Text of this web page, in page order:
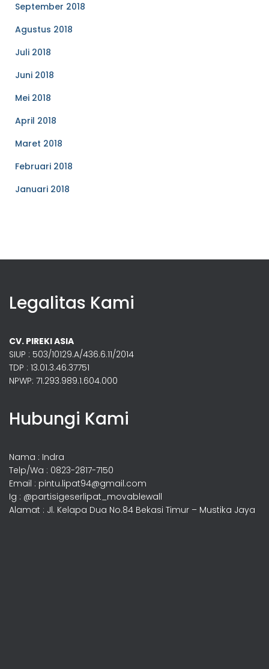
September 2018
Agustus 2018
Juli 2018
Juni 2018
Mei 2018
April 2018
Maret 2018
Februari 2018
Januari 2018
Legalitas Kami
CV. PIREKI ASIA
SIUP : 503/10129.A/436.6.11/2014
TDP : 13.01.3.46.37751
NPWP: 71.293.989.1.604.000
Hubungi Kami
Nama : Indra
Telp/Wa : 0823-2817-7150
Email : pintu.lipat94@gmail.com
Ig : @partisigeserlipat_movablewall
Alamat : Jl. Kelapa Dua No.84 Bekasi Timur – Mustika Jaya